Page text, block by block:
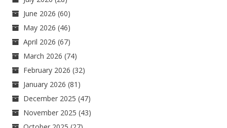
June 2026 (60)
May 2026 (46)
April 2026 (67)
March 2026 (74)
February 2026 (32)
January 2026 (81)
December 2025 (47)
November 2025 (43)